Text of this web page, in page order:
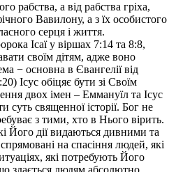
рабства, а від рабства гріха,
Вавилону, а з їх особистого
серця і життя.
Ісаї у віршах 7:14 та 8:8,
своїм дітям, адже воно
− основна в Євангелії від
Ісус обіцяє бути зі Своїм
двох імен – Еммануїл та Ісус
суть священної історії. Бог не
з тими, хто в Нього вірить.
Його дії видаються дивними та
на спасіння людей, які
які потребують Його
здається людям абсолютно